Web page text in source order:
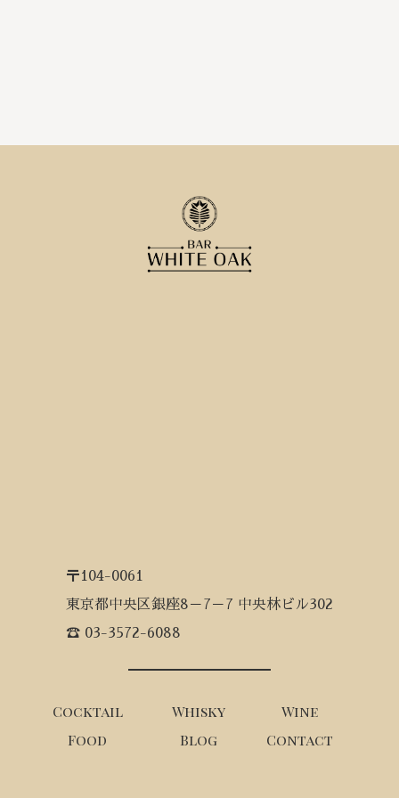
〒104-0061
東京都中央区銀座8－7－7 中央林ビル302
☎ 03-3572-6088
Cocktail Whisky
Wine
Food
Blog Contact